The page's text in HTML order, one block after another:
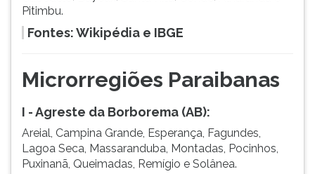
Pitimbu.
Fontes: Wikipédia e IBGE
Microrregiões Paraibanas
I - Agreste da Borborema (AB):
Areial, Campina Grande, Esperança, Fagundes,
Lagoa Seca, Massaranduba, Montadas, Pocinhos,
Puxinanã, Queimadas, Remígio e Solânea.